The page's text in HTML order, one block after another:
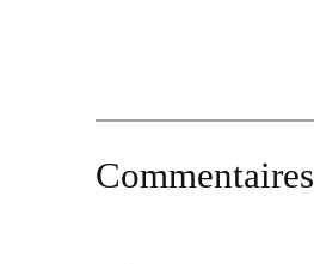
Commentaires